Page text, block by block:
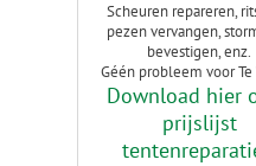
Scheuren repareren,
pezen vervangen,
bevestigen, enz.
Géén probleem voor Te
Download hier
prijslijst